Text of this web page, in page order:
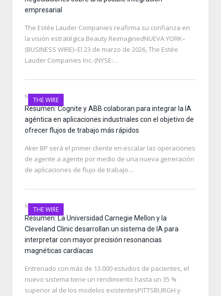
empresarial
The Estée Lauder Companies reafirma su confianza en
la visión estratégica Beauty ReimaginedNUEVA YORK–
(BUSINESS WIRE)–El 23 de marzo de 2026, The Estée
Lauder Companies Inc. (NYSE:…
THE WIRE
MAY 22, 2026
Resumen: Cognite y ABB colaboran para integrar la IA
agéntica en aplicaciones industriales con el objetivo de
ofrecer flujos de trabajo más rápidos
Aker BP será el primer cliente en escalar las operaciones
de agente a agente por medio de una nueva generación
de aplicaciones de flujo de trabajo…
THE WIRE
MAY 22, 2026
Resumen: La Universidad Carnegie Mellon y la
Cleveland Clinic desarrollan un sistema de IA para
interpretar con mayor precisión resonancias
magnéticas cardíacas
Entrenado con más de 13.000 estudios de pacientes, el
nuevo sistema tiene un rendimiento hasta un 35 %
superior al de los modelos existentesPITTSBURGH y